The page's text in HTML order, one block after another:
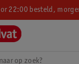
22:00 besteld,